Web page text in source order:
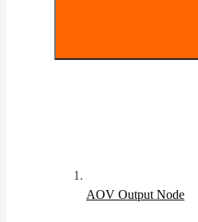
AOV Output Node